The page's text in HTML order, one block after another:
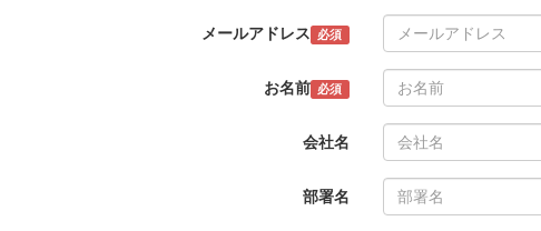
メールアドレス 必須
お名前 必須
会社名
部署名